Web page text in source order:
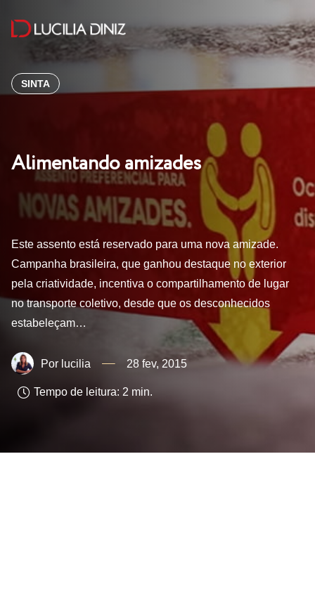
SINTA
Alimentando amizades
Este assento está reservado para uma nova amizade.
Campanha brasileira, que ganhou destaque no exterior
pela criatividade, incentiva o compartilhamento de lugar
no transporte coletivo, desde que os desconhecidos
estabeleçam…
lucilia 28 fev, 2015
Tempo de leitura: 2 min.